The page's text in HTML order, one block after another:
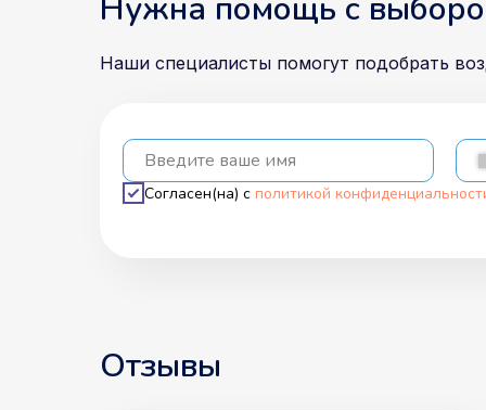
Наши специалисты помогут подобрать
Введите ваше имя
Согласен(на) с политикой
Нужна помощь с
Отзывы